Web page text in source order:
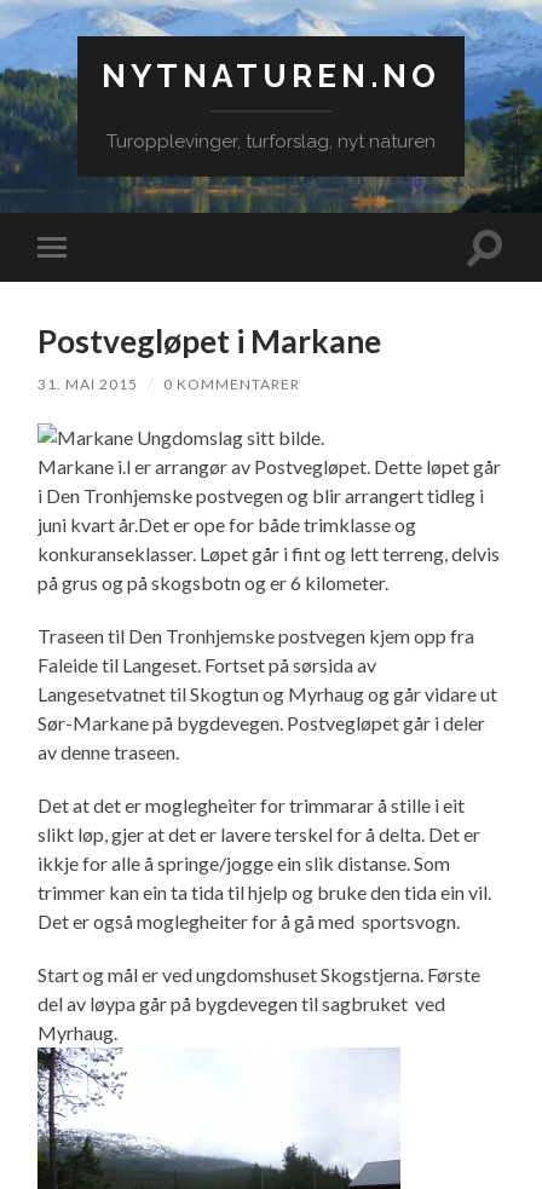
NYTNATUREN.NO
Turopplevinger, turforslag, nyt naturen
Veksle
mobilmeny
Veksle
Postvegløpet i Markane
31. MAI 2015 / 0 KOMMENTARER
Markane i.l er arrangør av Postvegløpet. Dette løpet går
i Den Tronhjemske postvegen og blir arrangert tidleg i
juni kvart år.Det er ope for både trimklasse og
konkuranseklasser. Løpet går i fint og lett terreng, delvis
på grus og på skogsbotn og er 6 kilometer.
Traseen til Den Tronhjemske postvegen kjem opp fra
Faleide til Langeset. Fortset på sørsida av
Langesetvatnet til Skogtun og Myrhaug og går vidare ut
Sør-Markane på bygdevegen. Postvegløpet går i deler
av denne traseen.
Det at det er moglegheiter for trimmarar å stille i eit
slikt løp, gjer at det er lavere terskel for å delta. Det er
ikkje for alle å springe/jogge ein slik distanse. Som
trimmer kan ein ta tida til hjelp og bruke den tida ein vil.
Det er også moglegheiter for å gå med sportsvogn.
Start og mål er ved ungdomshuset Skogstjerna. Første
del av løypa går på bygdevegen til sagbruket ved
Myrhaug.